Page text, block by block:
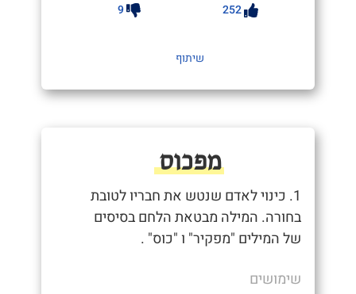
252
9
שיתוף
מפכוס
1. כינוי לאדם שנטש את חבריו לטובת
בחורה. המילה מבטאת הלחם בסיסים
של המילים "מפקיר" ו "כוס" .
שימושים